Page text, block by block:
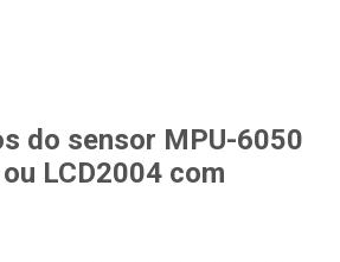
do sensor MPU-6050
LCD2004 com